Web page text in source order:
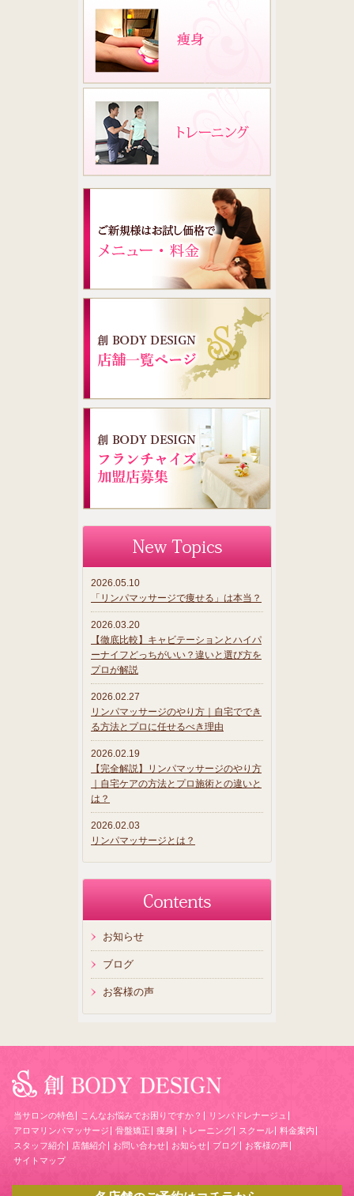
2026.05.10
「リンパマッサージで痩せる」は本当？
2026.03.20
【徹底比較】キャビテーションとハイパ
ーナイフどっちがいい？違いと選び方を
プロが解説
2026.02.27
リンパマッサージのやり方｜自宅ででき
る方法とプロに任せるべき理由
2026.02.19
【完全解説】リンパマッサージのやり方
｜自宅ケアの方法とプロ施術との違いと
は？
2026.02.03
リンパマッサージとは？
お知らせ
ブログ
お客様の声
当サロンの特色 こんなお悩みでお困りですか？
リンパドレナージュ
アロマリンパマッサージ
骨盤矯正 痩身 トレーニング スクール
料金案内
スタッフ紹介
店舗紹介 お問い合わせ お知らせ ブログ
お客様の声
サイトマップ